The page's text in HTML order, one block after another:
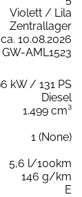
Violett / Lila
Zentrallager
10.08.2026
GW-AML1523
kW / 131 PS
Diesel
1.499 cm³
1 (None)
5,6 l/100km
146 g/km
E